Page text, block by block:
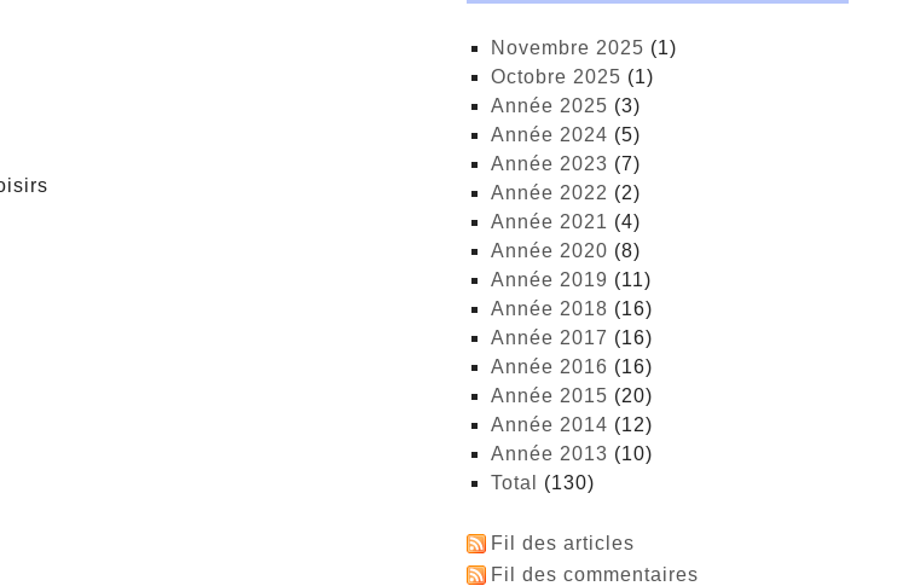
novembre 2025 (1)
octobre 2025 (1)
année 2025 (3)
année 2024 (5)
année 2023 (7)
année 2022 (2)
année 2021 (4)
année 2020 (8)
année 2019 (11)
année 2018 (16)
année 2017 (16)
année 2016 (16)
année 2015 (20)
année 2014 (12)
année 2013 (10)
total (130)
Fil des articles
Fil des commentaires